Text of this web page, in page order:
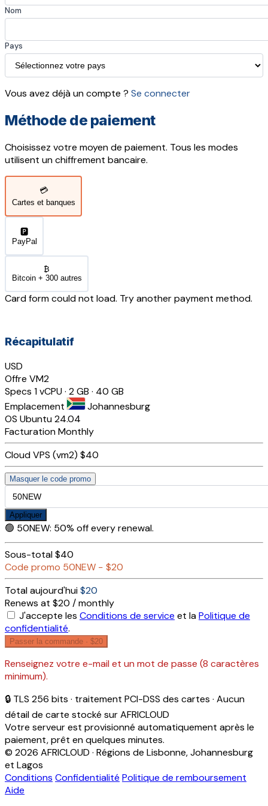
Nom
Pays
Vous avez déjà un compte ? Se connecter
Méthode de paiement
Choisissez votre moyen de paiement. Tous les modes
utilisent un chiffrement bancaire.
💳
Cartes et banques
🅿️
PayPal
₿
Bitcoin + 300 autres
Card form could not load. Try another payment method.
Récapitulatif
USD
Offre VM2
Specs 1 vCPU · 2 GB · 40 GB
Emplacement
Johannesburg
OS Ubuntu 24.04
FacturationMonthly
Cloud VPS (vm2) $40
Masquer le code promo
Appliquer
🟢 50NEW: 50% off every renewal.
Sous-total$40
Code promo 50NEW − $20
Total aujourd'hui$20
Renews at $20 / monthly
J'accepte les Conditions de service et laPolitique de
confidentialité.
Passer la commande · $20
Renseignez votre e-mail et un mot de passe (8 caractères
minimum).
🔒 TLS 256 bits · traitement PCI-DSS des cartes · Aucun
détail de carte stocké sur AFRICLOUD
Votre serveur est provisionné automatiquement après le
paiement, prêt en quelques minutes.
© 2026 AFRICLOUD · Régions de Lisbonne, Johannesburg
et Lagos
Conditions Confidentialité Politique de remboursement
Aide